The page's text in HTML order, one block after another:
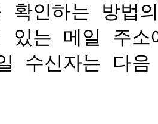
확인하는 방법
있는 메일 주
수신자는 다